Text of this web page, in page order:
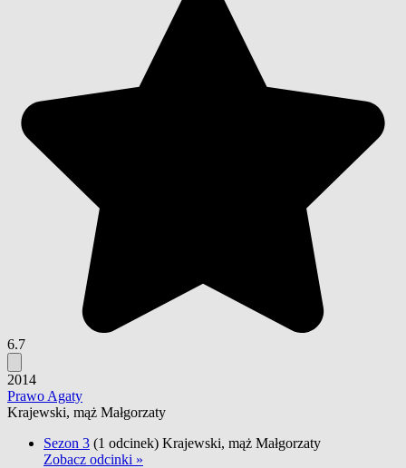
6.7
2014
Prawo Agaty
Krajewski, mąż Małgorzaty
Sezon 3 (1 odcinek) Krajewski, mąż Małgorzaty
Zobacz odcinki »